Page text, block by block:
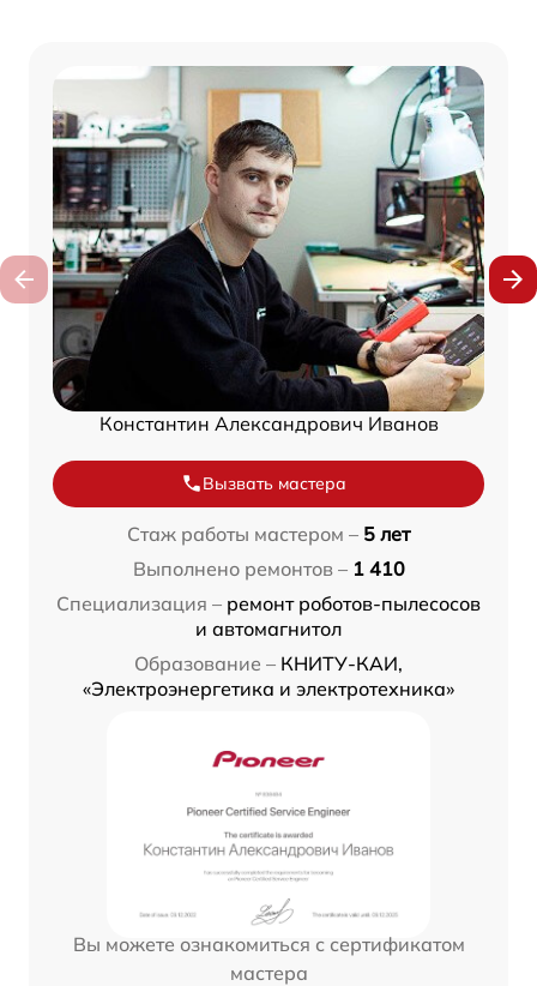
Константин Александрович Иванов
Вызвать мастера
Стаж работы мастером – 5 лет
Выполнено ремонтов – 1 410
Специализация – ремонт роботов-пылесосов
и автомагнитол
Образование – КНИТУ-КАИ,
«Электроэнергетика и электротехника»
Вы можете ознакомиться с сертификатом
мастера